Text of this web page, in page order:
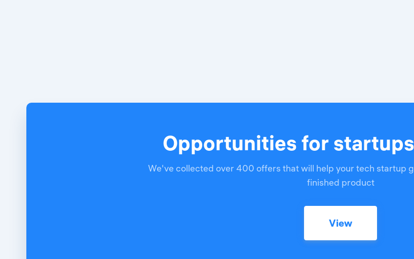
Opportunities for
We've collected over 400 offers that will help your tech startup
finished product
View